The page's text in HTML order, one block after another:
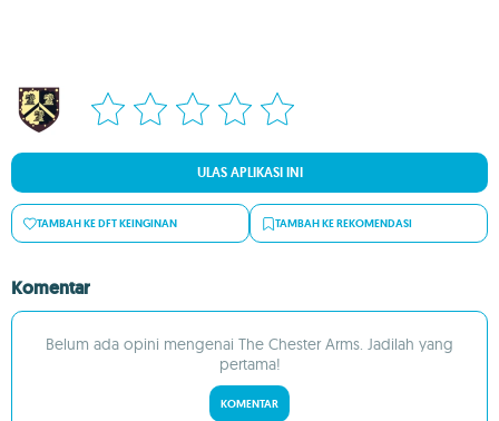
ULAS APLIKASI INI
TAMBAH KE DFT KEINGINAN TAMBAH KE REKOMENDASI
Komentar
Belum ada opini mengenai The Chester Arms. Jadilah yang
pertama!
KOMENTAR